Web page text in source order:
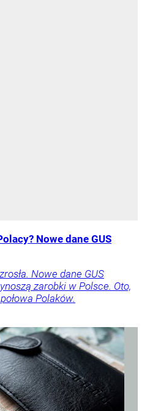
Nowe dane GUS
Nowe dane GUS
zarobki w Polsce. Oto,
Polaków.